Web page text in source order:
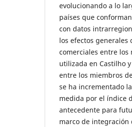
evolucionando a lo
países que
con datos
los efectos
comerciales entre los
utilizada en Castilho
entre los miembros
se ha incrementado
medida por el índice
antecedente para
marco de integración